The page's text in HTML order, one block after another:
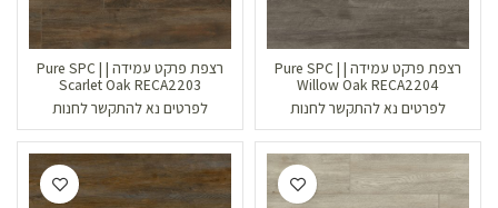
רצפת פרקט עמידה | Pure SPC |
Willow Oak RECA2204
לפרטים נא להתקשר לחנות
רצפת פרקט עמידה | Pure SPC |
Scarlet Oak RECA2203
לפרטים נא להתקשר לחנות